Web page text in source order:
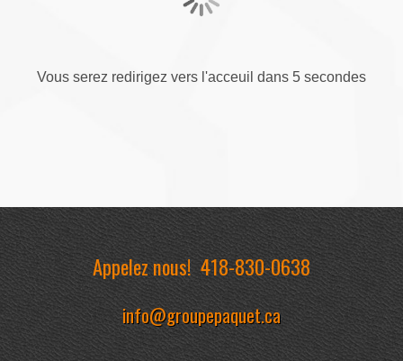
Vous serez redirigez vers l'acceuil dans 5 secondes
Appelez nous!418-830-0638
info@groupepaquet.ca